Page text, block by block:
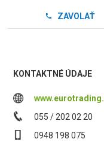
ZAVOLAŤ
KONTAKTNÉ ÚDAJE
055 / 202 02 20
0948 198 075